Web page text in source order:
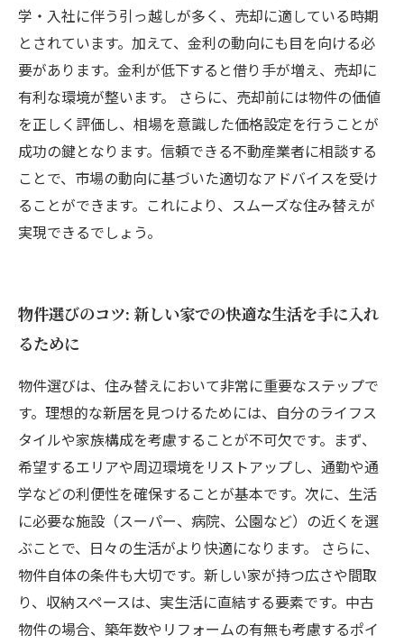
学・入社に伴う引っ越しが多く、売却に適している時期
とされています。加えて、金利の動向にも目を向ける必
要があります。金利が低下すると借り手が増え、売却に
有利な環境が整います。 さらに、売却前には物件の価値
を正しく評価し、相場を意識した価格設定を行うことが
成功の鍵となります。信頼できる不動産業者に相談する
ことで、市場の動向に基づいた適切なアドバイスを受け
ることができます。これにより、スムーズな住み替えが
実現できるでしょう。
物件選びのコツ: 新しい家での快適な生活を手に入れ
るために
物件選びは、住み替えにおいて非常に重要なステップで
す。理想的な新居を見つけるためには、自分のライフス
タイルや家族構成を考慮することが不可欠です。まず、
希望するエリアや周辺環境をリストアップし、通勤や通
学などの利便性を確保することが基本です。次に、生活
に必要な施設（スーパー、病院、公園など）の近くを選
ぶことで、日々の生活がより快適になります。 さらに、
物件自体の条件も大切です。新しい家が持つ広さや間取
り、収納スペースは、実生活に直結する要素です。中古
物件の場合、築年数やリフォームの有無も考慮するポイ